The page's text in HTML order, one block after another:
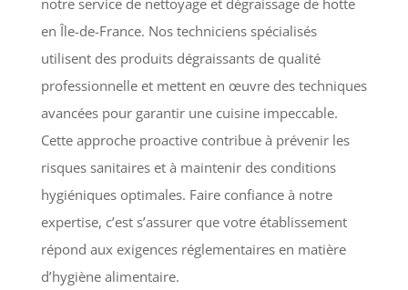
en Île-de-France. Nos techniciens spécialisés
utilisent des produits dégraissants de qualité
professionnelle et mettent en œuvre des techniques
avancées pour garantir une cuisine impeccable.
Cette approche proactive contribue à prévenir les
risques sanitaires et à maintenir des conditions
hygiéniques optimales. Faire confiance à notre
expertise, c’est s’assurer que votre établissement
répond aux exigences réglementaires en matière
d’hygiène alimentaire.